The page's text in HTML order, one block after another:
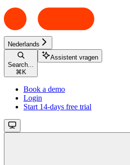
Nederlands
Search...
⌘ K
Assistent vragen
Book a demo
Login
Start 14-days free trial